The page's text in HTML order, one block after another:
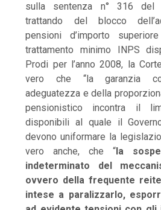
sulla sentenza n° 316 del
trattando del blocco
pensioni d’importo
trattamento minimo INPS
Prodi per l’anno 2008, la
vero che “la garanzia
adeguatezza e della
pensionistico incontra il
disponibili al quale il
devono uniformare la
vero anche, che “la
indeterminato del
ovvero della frequente
intese a paralizzarlo,